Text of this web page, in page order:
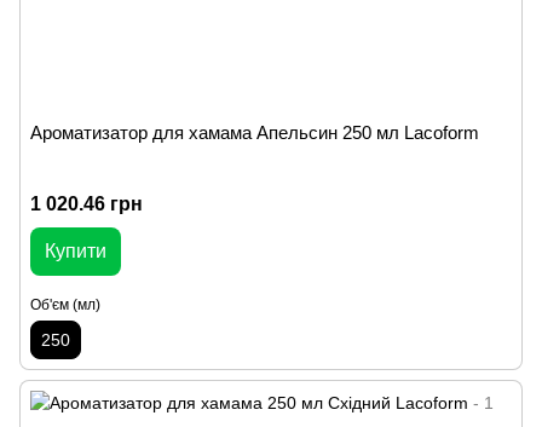
Ароматизатор для хамама Апельсин 250 мл Lacoform
1 020.46 грн
Купити
Об'єм (мл)
250